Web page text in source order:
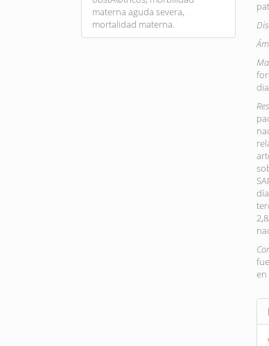
materna aguda severa,
mortalidad materna.
en